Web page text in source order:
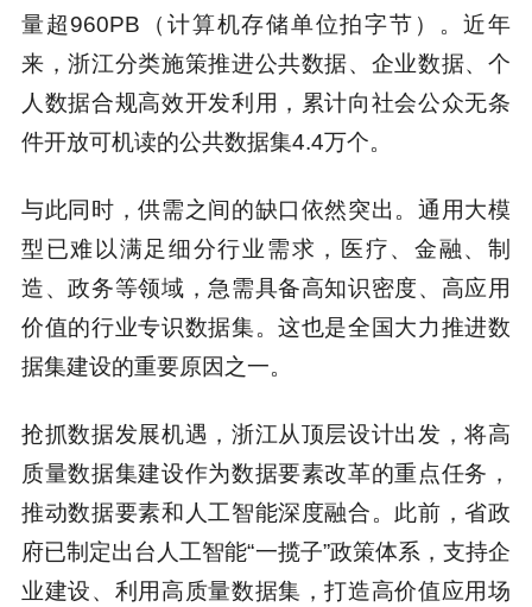
量超960PB（计算机存储单位拍字节）。近年
来，浙江分类施策推进公共数据、企业数据、个
人数据合规高效开发利用，累计向社会公众无条
件开放可机读的公共数据集4.4万个。
与此同时，供需之间的缺口依然突出。通用大模
型已难以满足细分行业需求，医疗、金融、制
造、政务等领域，急需具备高知识密度、高应用
价值的行业专识数据集。这也是全国大力推进数
据集建设的重要原因之一。
抢抓数据发展机遇，浙江从顶层设计出发，将高
质量数据集建设作为数据要素改革的重点任务，
推动数据要素和人工智能深度融合。此前，省政
府已制定出台人工智能“一揽子”政策体系，支持企
业建设、利用高质量数据集，打造高价值应用场